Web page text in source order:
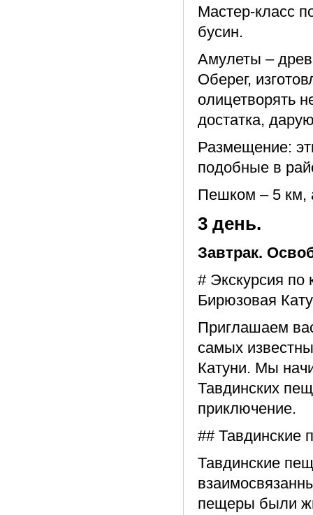
Мастер-класс
бусин.
Амулеты –
Оберег,
олицетворять
достатка,
Размещение:
подобные в
Пешком – 5 км,
3 день.
Завтрак.
# Экскурсия по
Бирюзовая
Приглашаем
самых
Катуни. Мы
Тавдинских
приключение.
## Тавдинские
Тавдинские
пещеры были